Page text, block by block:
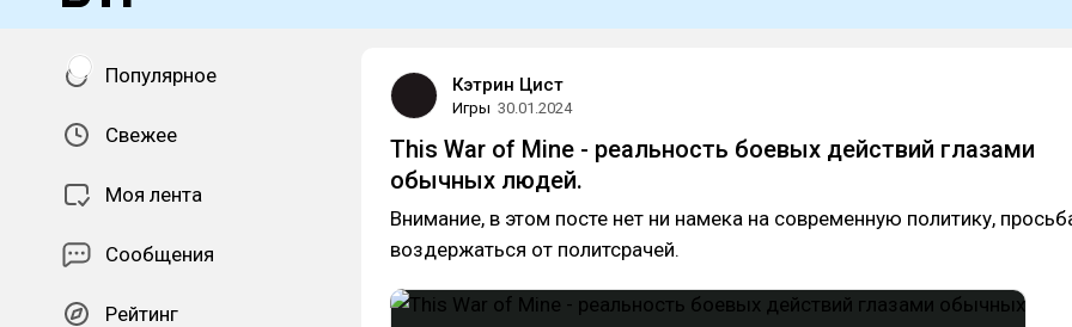
Популярное
Свежее
Моя лента
Сообщения
Рейтинг
Кэтрин Цист
Игры 30.01.2024
This War of Mine - реальность боевых действий глазами
обычных людей.
Внимание, в этом посте нет ни намека на современную политику,
воздержаться от политсрачей.